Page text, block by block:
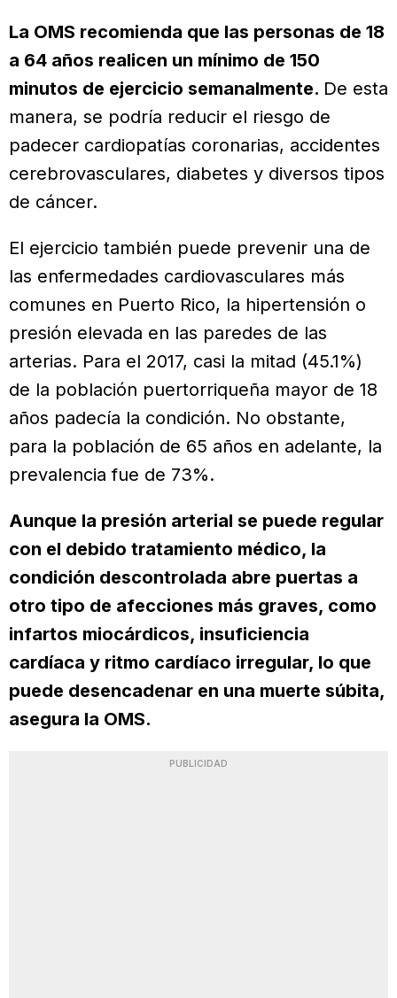
La OMS recomienda que las personas de 18
a 64 años realicen un mínimo de 150
minutos de ejercicio semanalmente. De esta
manera, se podría reducir el riesgo de
padecer cardiopatías coronarias, accidentes
cerebrovasculares, diabetes y diversos tipos
de cáncer.
El ejercicio también puede prevenir una de
las enfermedades cardiovasculares más
comunes en Puerto Rico, la hipertensión o
presión elevada en las paredes de las
arterias. Para el 2017, casi la mitad (45.1%)
de la población puertorriqueña mayor de 18
años padecía la condición. No obstante,
para la población de 65 años en adelante, la
prevalencia fue de 73%.
Aunque la presión arterial se puede regular
con el debido tratamiento médico, la
condición descontrolada abre puertas a
otro tipo de afecciones más graves, como
infartos miocárdicos, insuficiencia
cardíaca y ritmo cardíaco irregular, lo que
puede desencadenar en una muerte súbita,
asegura la OMS.
PUBLICIDAD